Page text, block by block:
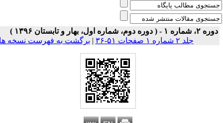
|برگشت به فهرست نسخه ها